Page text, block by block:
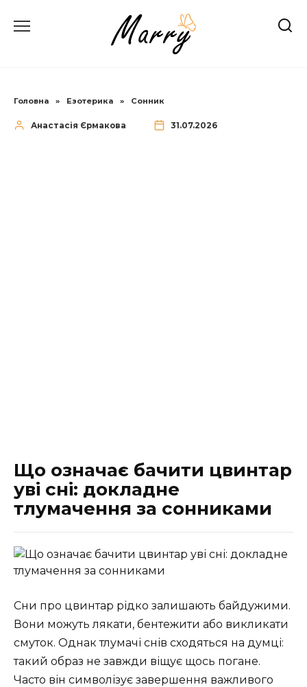
до
Головна » Езотерика » Сонник
Анастасія Єрмакова 31.07.2026
Що означає бачити цвинтар
уві сні: докладне
тлумачення за сонниками
Сни про цвинтар рідко залишають байдужими.
Вони можуть лякати, бентежити або викликати
смуток. Однак тлумачі снів сходяться на думці:
такий образ не завжди віщує щось погане.
Часто він символізує завершення важливого